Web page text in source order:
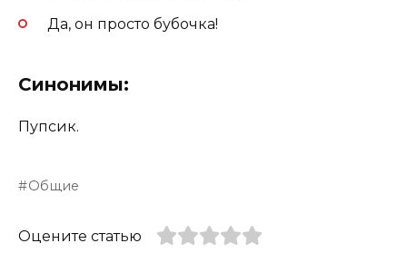
Да, он просто бубочка!
Синонимы:
Пупсик.
Общие
Оцените статью